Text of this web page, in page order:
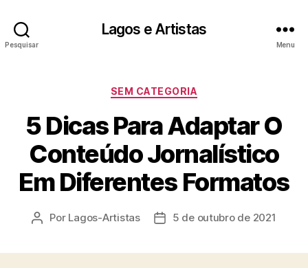
Pesquisar
Lagos e Artistas
Menu
Categorias
SEM CATEGORIA
5 Dicas Para Adaptar O
Conteúdo Jornalístico
Em Diferentes Formatos
Autor
Por Lagos-Artistas
Data5 de outubro de 2021